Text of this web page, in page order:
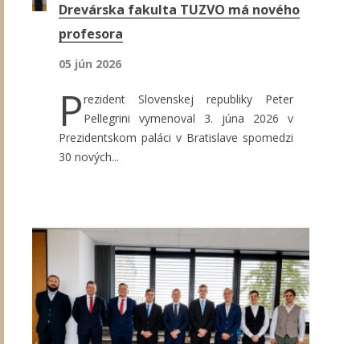
Drevárska fakulta TUZVO má nového
profesora
05 jún 2026
Prezident Slovenskej republiky Peter
Pellegrini vymenoval 3. júna 2026 v
Prezidentskom paláci v Bratislave spomedzi
30 nových...